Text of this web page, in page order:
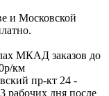
и Московской
МКАД заказов до
км
пр-кт 24 -
рабочих дня после